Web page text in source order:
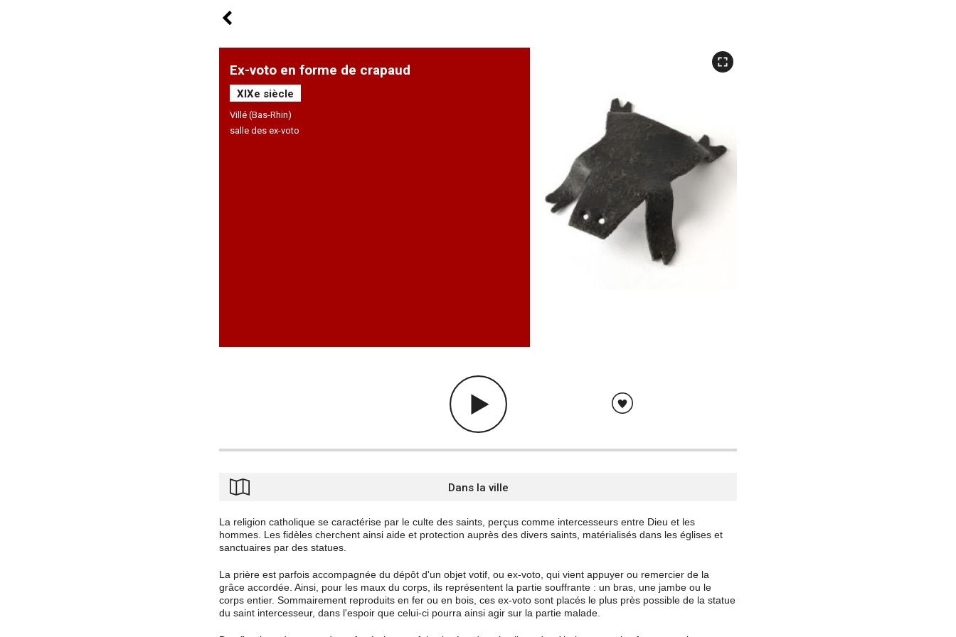
Ex-voto en forme de crapaud
XIXe siècle
Villé (Bas-Rhin)
salle des ex-voto
Dans la ville
La religion catholique se caractérise par le culte des saints, perçus comme intercesseurs entre Dieu et les
hommes. Les fidèles cherchent ainsi aide et protection auprès des divers saints, matérialisés dans les églises et
sanctuaires par des statues.
La prière est parfois accompagnée du dépôt d'un objet votif, ou ex-voto, qui vient appuyer ou remercier de la
grâce accordée. Ainsi, pour les maux du corps, ils représentent la partie souffrante : un bras, une jambe ou le
corps entier. Sommairement reproduits en fer ou en bois, ces ex-voto sont placés le plus près possible de la statue
du saint intercesseur, dans l'espoir que celui-ci pourra ainsi agir sur la partie malade.